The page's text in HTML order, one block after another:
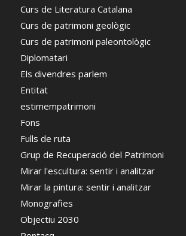
Curs de Literatura Catalana
Curs de patrimoni geològic
Curs de patrimoni paleontològic
Diplomatari
Els divendres parlem
Entitat
estimempatrimoni
Fons
Fulls de ruta
Grup de Recuperació del Patrimoni
Mirar l'escultura: sentir i analitzar
Mirar la pintura: sentir i analitzar
Monografies
Objectiu 2030